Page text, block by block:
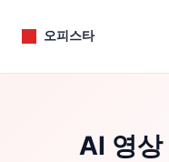
오피스타
AI 영상